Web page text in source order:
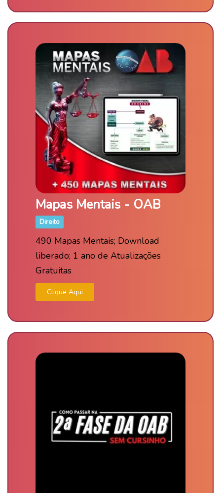
Mapas Mentais - OAB
Direito
490 Mapas Mentais; Download
liberado; 1 ano de Atualizações
Gratuitas
Clique Aqui